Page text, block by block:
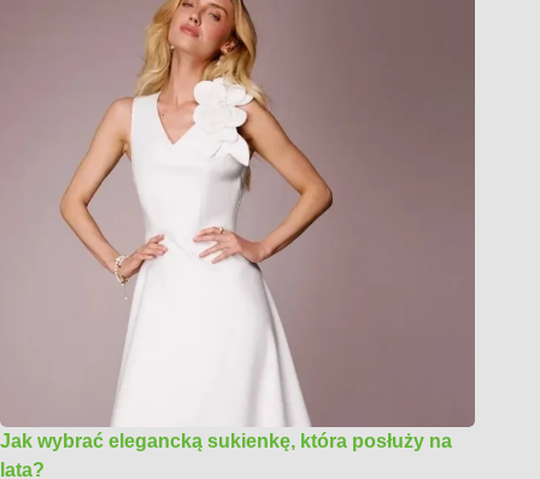
Jak wybrać elegancką sukienkę, która posłuży na
lata?